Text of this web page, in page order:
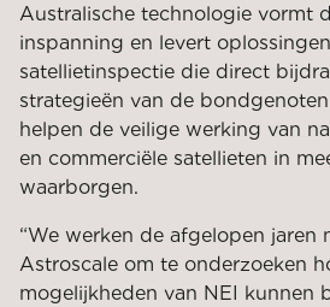
Australische technologie vormt
inspanning en levert
satellietinspectie die direct
strategieën van de
helpen de veilige werking van
en commerciële satellieten in
waarborgen.
“We werken de afgelopen jaren
Astroscale om te onderzoeken
mogelijkheden van NEI kunnen